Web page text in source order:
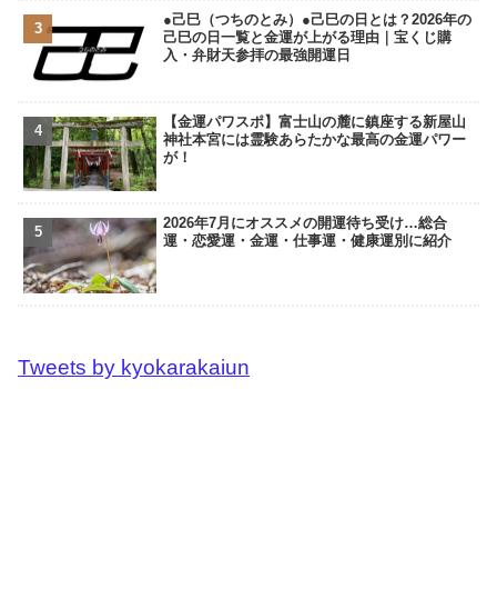
●己巳（つちのとみ）●己巳の日とは？2026年の
己巳の日一覧と金運が上がる理由｜宝くじ購
入・弁財天参拝の最強開運日
【金運パワスポ】富士山の麓に鎮座する新屋山
神社本宮には霊験あらたかな最高の金運パワー
が！
2026年7月にオススメの開運待ち受け…総合
運・恋愛運・金運・仕事運・健康運別に紹介
Tweets by kyokarakaiun